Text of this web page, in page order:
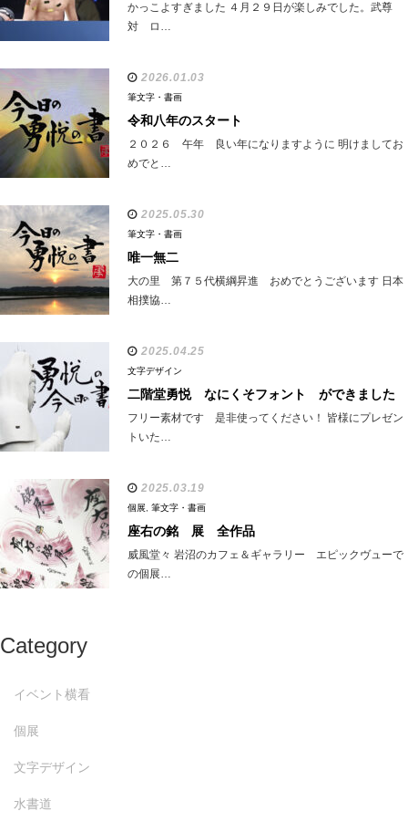
かっこよすぎました ４月２９日が楽しみでした。武尊
対 ロ…
2026.01.03
筆文字・書画
令和八年のスタート
２０２６ 午年 良い年になりますように 明けましてお
めでと…
2025.05.30
筆文字・書画
唯一無二
大の里 第７５代横綱昇進 おめでとうございます 日本
相撲協…
2025.04.25
文字デザイン
二階堂勇悦 なにくそフォント ができました
フリー素材です 是非使ってください！ 皆様にプレゼン
トいた…
2025.03.19
個展, 筆文字・書画
座右の銘 展 全作品
威風堂々 岩沼のカフェ＆ギャラリー エピックヴューで
の個展…
Category
イベント横看
個展
文字デザイン
水書道